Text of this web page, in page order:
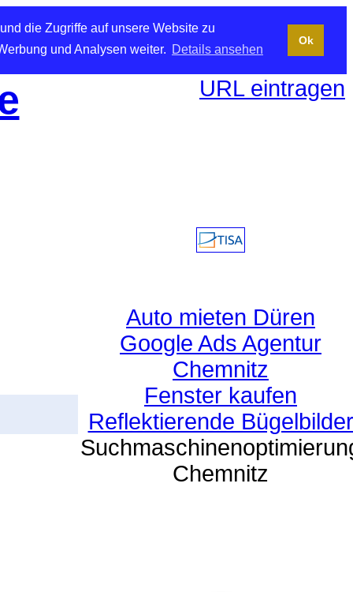
die Zugriffe auf unsere Website zu
und Analysen weiter. Details ansehen
Ok
URL eintragen
Auto mieten Düren
Google Ads Agentur
Chemnitz
Fenster kaufen
Reflektierende Bügelbilder
Chemnitz